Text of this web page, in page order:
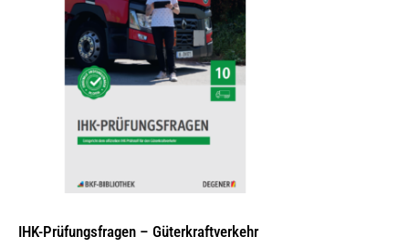
auf
der
Produktseite
gewählt
werden
IHK-Prüfungsfragen – Güterkraftverkehr